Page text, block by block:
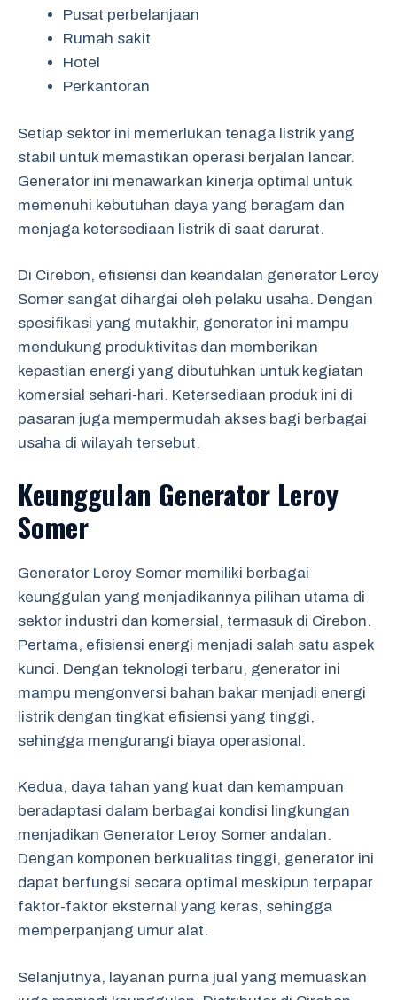
Pusat perbelanjaan
Rumah sakit
Hotel
Perkantoran
Setiap sektor ini memerlukan tenaga listrik yang
stabil untuk memastikan operasi berjalan lancar.
Generator ini menawarkan kinerja optimal untuk
memenuhi kebutuhan daya yang beragam dan
menjaga ketersediaan listrik di saat darurat.
Di Cirebon, efisiensi dan keandalan generator Leroy
Somer sangat dihargai oleh pelaku usaha. Dengan
spesifikasi yang mutakhir, generator ini mampu
mendukung produktivitas dan memberikan
kepastian energi yang dibutuhkan untuk kegiatan
komersial sehari-hari. Ketersediaan produk ini di
pasaran juga mempermudah akses bagi berbagai
usaha di wilayah tersebut.
Keunggulan Generator Leroy
Somer
Generator Leroy Somer memiliki berbagai
keunggulan yang menjadikannya pilihan utama di
sektor industri dan komersial, termasuk di Cirebon.
Pertama, efisiensi energi menjadi salah satu aspek
kunci. Dengan teknologi terbaru, generator ini
mampu mengonversi bahan bakar menjadi energi
listrik dengan tingkat efisiensi yang tinggi,
sehingga mengurangi biaya operasional.
Kedua, daya tahan yang kuat dan kemampuan
beradaptasi dalam berbagai kondisi lingkungan
menjadikan Generator Leroy Somer andalan.
Dengan komponen berkualitas tinggi, generator ini
dapat berfungsi secara optimal meskipun terpapar
faktor-faktor eksternal yang keras, sehingga
memperpanjang umur alat.
Selanjutnya, layanan purna jual yang memuaskan